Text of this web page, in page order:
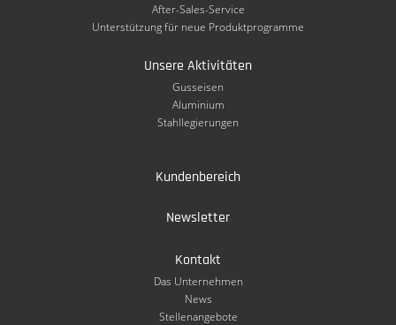
After-Sales-Service
Unterstützung für neue Produktprogramme
Unsere Aktivitäten
Gusseisen
Aluminium
Stahllegierungen
Kundenbereich
Newsletter
Kontakt
Das Unternehmen
News
Stellenangebote